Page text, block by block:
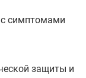
с симптомами
защиты и